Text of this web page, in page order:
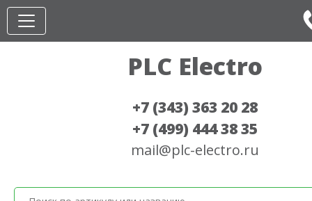
PLC Electro
+7 (343) 363 20 28
+7 (499) 444 38 35
mail@plc-electro.ru